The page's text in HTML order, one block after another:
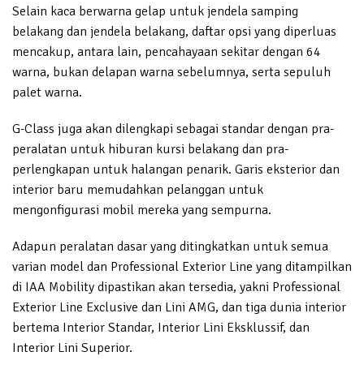
Selain kaca berwarna gelap untuk jendela samping
belakang dan jendela belakang, daftar opsi yang diperluas
mencakup, antara lain, pencahayaan sekitar dengan 64
warna, bukan delapan warna sebelumnya, serta sepuluh
palet warna.
G-Class juga akan dilengkapi sebagai standar dengan pra-
peralatan untuk hiburan kursi belakang dan pra-
perlengkapan untuk halangan penarik. Garis eksterior dan
interior baru memudahkan pelanggan untuk
mengonfigurasi mobil mereka yang sempurna.
Adapun peralatan dasar yang ditingkatkan untuk semua
varian model dan Professional Exterior Line yang ditampilkan
di IAA Mobility dipastikan akan tersedia, yakni Professional
Exterior Line Exclusive dan Lini AMG, dan tiga dunia interior
bertema Interior Standar, Interior Lini Eksklussif, dan
Interior Lini Superior.